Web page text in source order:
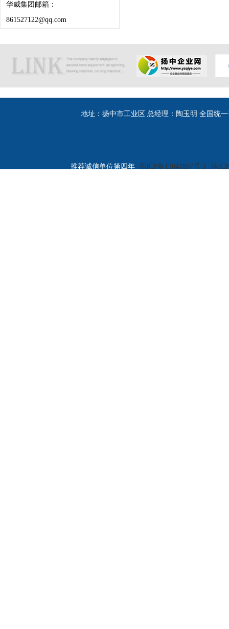
华威集团邮箱：
861527122@qq.com
地址：扬中市工业区 总经理：陶玉明 全国统一
推荐诚信单位第四年 苏ICP备13041897号-1 苏